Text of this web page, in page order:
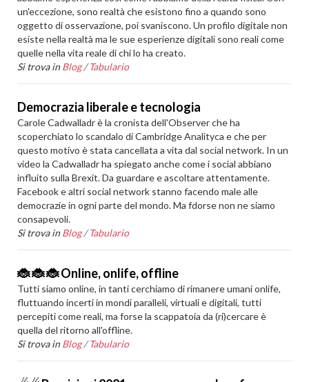
un'eccezione, sono realtà che esistono fino a quando sono
oggetto di osservazione, poi svaniscono. Un profilo digitale non
esiste nella realtà ma le sue esperienze digitali sono reali come
quelle nella vita reale di chi lo ha creato.
Si trova in Blog /Tabulario
Democrazia liberale e tecnologia
Carole Cadwalladr è la cronista dell'Observer che ha
scoperchiato lo scandalo di Cambridge Analityca e che per
questo motivo è stata cancellata a vita dal social network. In un
video la Cadwalladr ha spiegato anche come i social abbiano
influito sulla Brexit. Da guardare e ascoltare attentamente.
Facebook e altri social network stanno facendo male alle
democrazie in ogni parte del mondo. Ma fdorse non ne siamo
consapevoli.
Si trova in Blog /Tabulario
🐞 🐞 🐞 Online, onlife, offline
Tutti siamo online, in tanti cerchiamo di rimanere umani onlife,
fluttuando incerti in mondi paralleli, virtuali e digitali, tutti
percepiti come reali, ma forse la scappatoia da (ri)cercare è
quella del ritorno all'offline.
Si trova in Blog /Tabulario